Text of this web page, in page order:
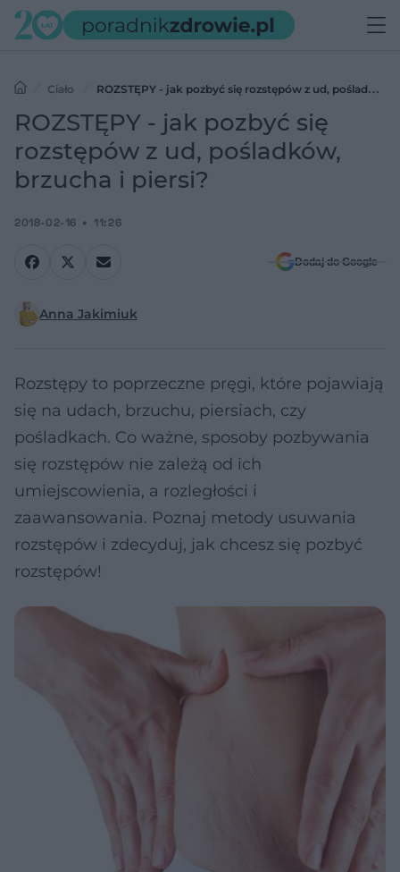
Ciało
ROZSTĘPY - jak pozbyć się rozstępów z ud, pośladków,
brzucha i piersi?
ROZSTĘPY - jak pozbyć się
rozstępów z ud, pośladków,
brzucha i piersi?
2018-02-16 11:26
Dodaj do Google
Anna Jakimiuk
Rozstępy to poprzeczne pręgi, które pojawiają
się na udach, brzuchu, piersiach, czy
pośladkach. Co ważne, sposoby pozbywania
się rozstępów nie zależą od ich
umiejscowienia, a rozległości i
zaawansowania. Poznaj metody usuwania
rozstępów i zdecyduj, jak chcesz się pozbyć
rozstępów!